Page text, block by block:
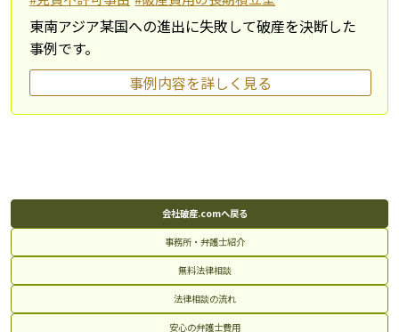
東南アジア某国への進出に失敗して破産を決断した
事例です。
事例内容を詳しく見る
会社破産.comへ戻る
事務所・弁護士紹介
無料法律相談
法律相談の流れ
安心の弁護士費用